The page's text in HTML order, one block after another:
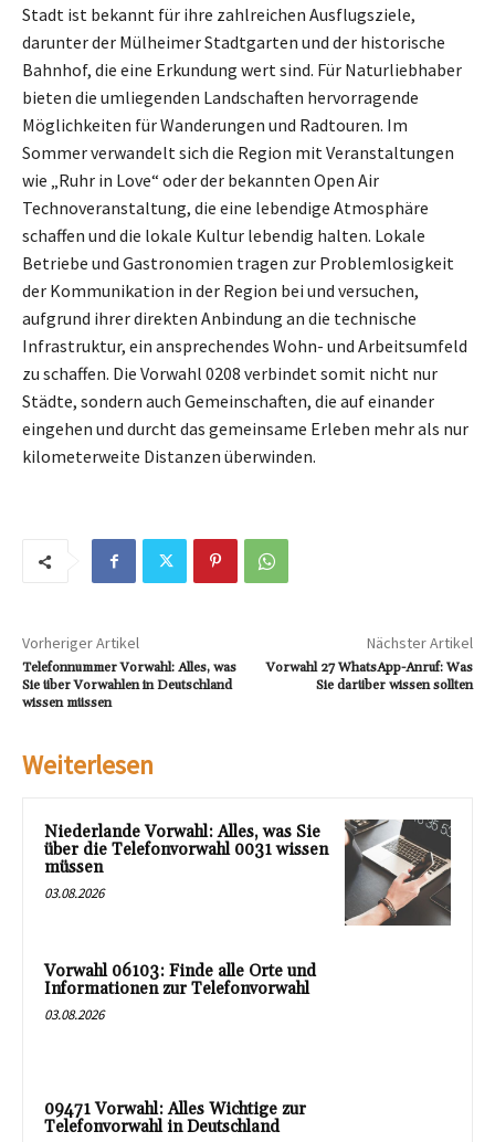
Stadt ist bekannt für ihre zahlreichen Ausflugsziele,
darunter der Mülheimer Stadtgarten und der historische
Bahnhof, die eine Erkundung wert sind. Für Naturliebhaber
bieten die umliegenden Landschaften hervorragende
Möglichkeiten für Wanderungen und Radtouren. Im
Sommer verwandelt sich die Region mit Veranstaltungen
wie „Ruhr in Love“ oder der bekannten Open Air
Technoveranstaltung, die eine lebendige Atmosphäre
schaffen und die lokale Kultur lebendig halten. Lokale
Betriebe und Gastronomien tragen zur Problemlosigkeit
der Kommunikation in der Region bei und versuchen,
aufgrund ihrer direkten Anbindung an die technische
Infrastruktur, ein ansprechendes Wohn- und Arbeitsumfeld
zu schaffen. Die Vorwahl 0208 verbindet somit nicht nur
Städte, sondern auch Gemeinschaften, die auf einander
eingehen und durcht das gemeinsame Erleben mehr als nur
kilometerweite Distanzen überwinden.
Vorheriger Artikel
Telefonnummer Vorwahl: Alles, was
Sie über Vorwahlen in Deutschland
wissen müssen
Nächster Artikel
Vorwahl 27 WhatsApp-Anruf: Was
Sie darüber wissen sollten
Weiterlesen
Niederlande Vorwahl: Alles, was Sie
über die Telefonvorwahl 0031 wissen
müssen
03.08.2026
Vorwahl 06103: Finde alle Orte und
Informationen zur Telefonvorwahl
03.08.2026
09471 Vorwahl: Alles Wichtige zur
Telefonvorwahl in Deutschland